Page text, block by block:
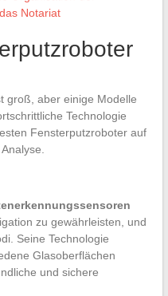
Notariat
groß, aber einige Modelle
Technologie
Fensterputzroboter auf
zu gewährleisten, und
Seine Technologie
Glasoberflächen
und sichere